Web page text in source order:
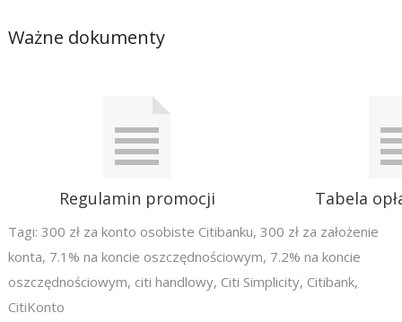
Ważne dokumenty
Regulamin promocji Tabela
Tagi: 300 zł za konto osobiste Citibanku, 300 zł za założenie
konta, 7.1% na koncie oszczędnościowym, 7.2% na koncie
oszczędnościowym, citi handlowy, Citi Simplicity, Citibank,
CitiKonto